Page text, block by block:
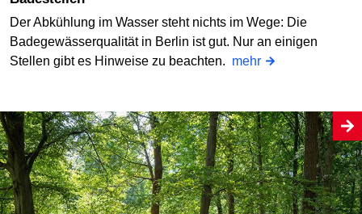
Der Abkühlung im Wasser steht nichts im Wege: Die
Badegewässerqualität in Berlin ist gut. Nur an einigen
Stellen gibt es Hinweise zu beachten. mehr